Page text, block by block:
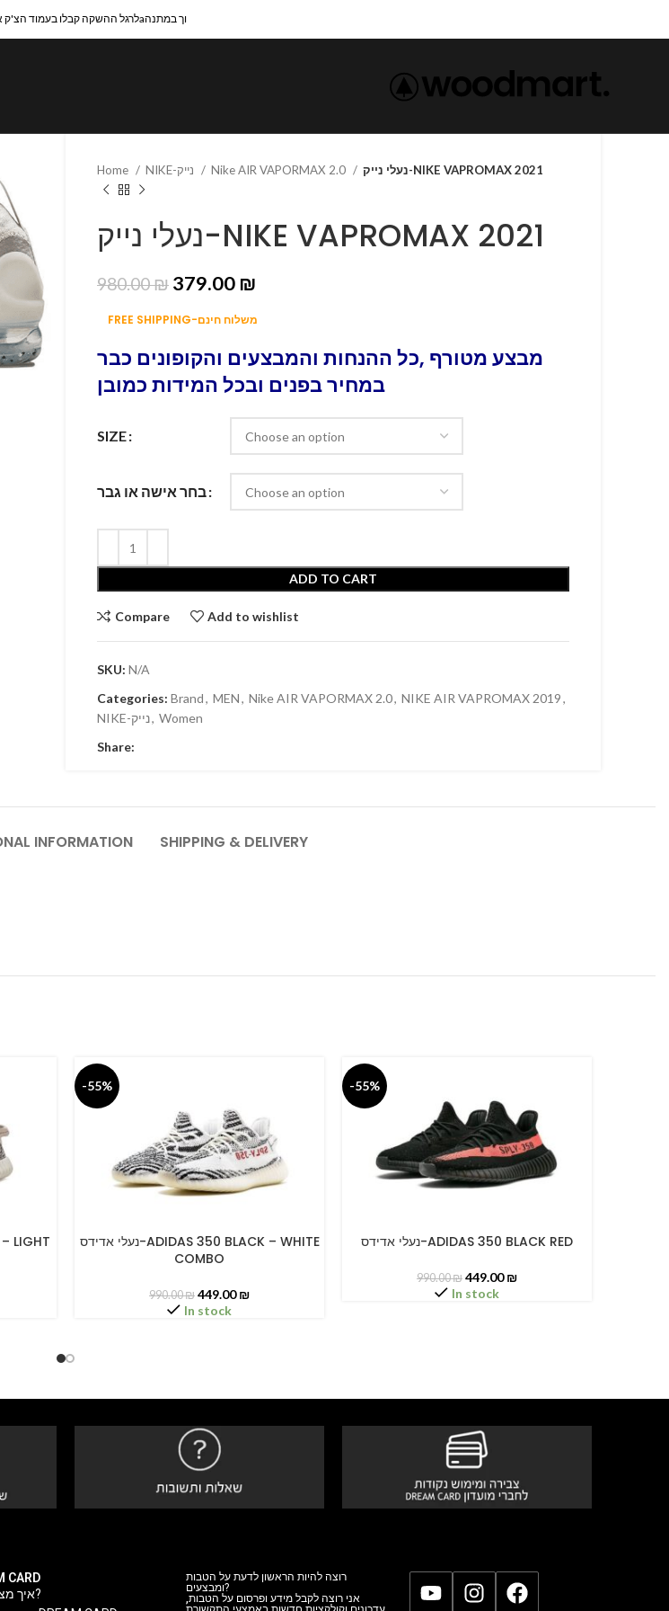
לרגל ההשקה קבלו בעמוד הצ'ק אאוט תיק שרaוך במתנה
Home Nike AIR VAPORMAX 2.0 נעלי נייק-NIKE VAPROMAX 2021
נעלי נייק-NIKE VAPROMAX 2021
980.00₪ 379.00 ₪
FREE SHIPPING-משלוח חינם
מבצע מטורף ,כל ההנחות והמבצעים והקופונים כבר
במחיר בפנים ובכל המידות כמובן
SIZE
בחר אישה או גבר
ADD TO CART
Compare Add to wishlist
SKU: N/A
Categories: Brand, MEN, Nike AIR VAPORMAX 2.0, NIKE AIR VAPROMAX 2019,
NIKE-נייק, Women
Share:
INFORMATION SHIPPING & DELIVERY
-55%
SELECT OPTIONS
נעלי אדידס-ADIDAS 350 BLACK – WHITE
COMBO
990.00₪ 449.00₪
In stock
-55%
SELECT OPTIONSנעלי אדידס-ADIDAS 350 BLACK RED
990.00₪ 449.00₪
In stock
CARD
איך מצטרפים?
רוצה להיות הראשון לדעת על הטבות
ומבצעים?
אני רוצה לקבל מידע ופרסום על הטבות,